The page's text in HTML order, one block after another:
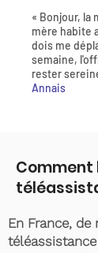
« Bonjour, la
mère habite
dois me
semaine,
rester
Annais
Comment
En France,